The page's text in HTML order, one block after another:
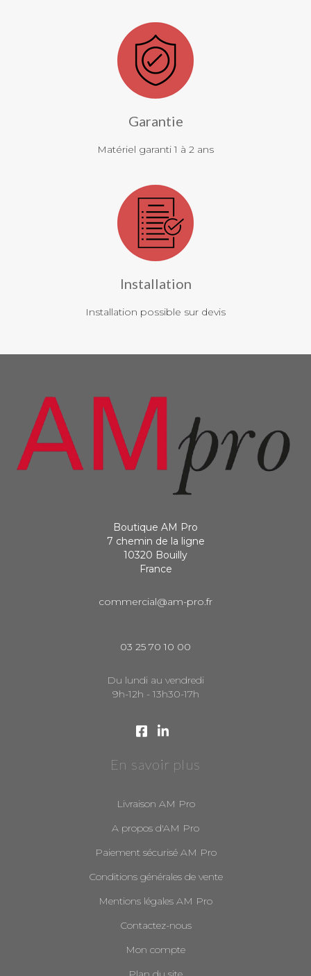
Garantie
Matériel garanti 1 à 2 ans
Installation
Installation possible sur devis
Boutique AM Pro
7 chemin de la ligne
10320 Bouilly
France
commercial@am-pro.fr
03 25 70 10 00
Du lundi au vendredi
9h-12h - 13h30-17h
En savoir plus
Livraison AM Pro
A propos d'AM Pro
Paiement sécurisé AM Pro
Conditions générales de vente
Mentions légales AM Pro
Contactez-nous
Mon compte